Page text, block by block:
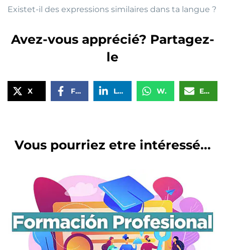
Existet-il des expressions similaires dans ta langue ?
Avez-vous apprécié? Partagez-
le
X Facebook LinkedIn WhatsApp Email
Vous pourriez etre intéressé...